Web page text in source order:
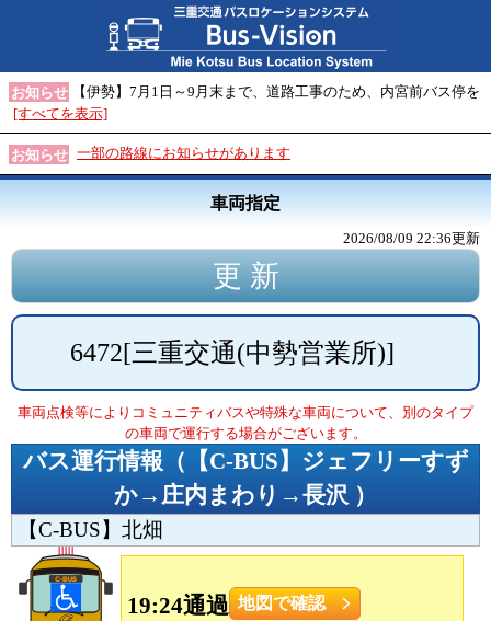
お知らせ
【伊勢】7月1日～9月末まで、道路工事のため、内宮前バス停を
[すべてを表示]
お知らせ 一部の路線にお知らせがあります
車両指定
2026/08/09 22:36更新
6472[三重交通(中勢営業所)]
車両点検等によりコミュニティバスや特殊な車両について、別のタイプ
の車両で運行する場合がございます。
バス運行情報（ 【C-BUS】ジェフリーすず
か→庄内まわり→長沢 ）
【C-BUS】北畑
19:24通過 地図で確認